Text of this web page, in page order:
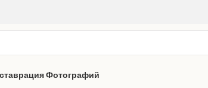
Фотографий